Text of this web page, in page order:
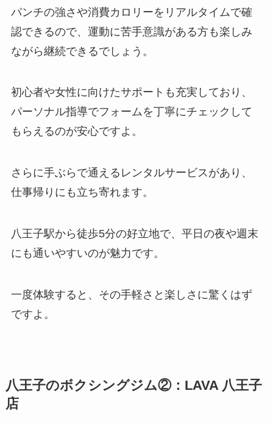
パンチの強さや消費カロリーをリアルタイムで確
認できるので、運動に苦手意識がある方も楽しみ
ながら継続できるでしょう。
初心者や女性に向けたサポートも充実しており、
パーソナル指導でフォームを丁寧にチェックして
もらえるのが安心ですよ。
さらに手ぶらで通えるレンタルサービスがあり、
仕事帰りにも立ち寄れます。
八王子駅から徒歩5分の好立地で、平日の夜や週末
にも通いやすいのが魅力です。
一度体験すると、その手軽さと楽しさに驚くはず
ですよ。
八王子のボクシングジム②：LAVA 八王子
店